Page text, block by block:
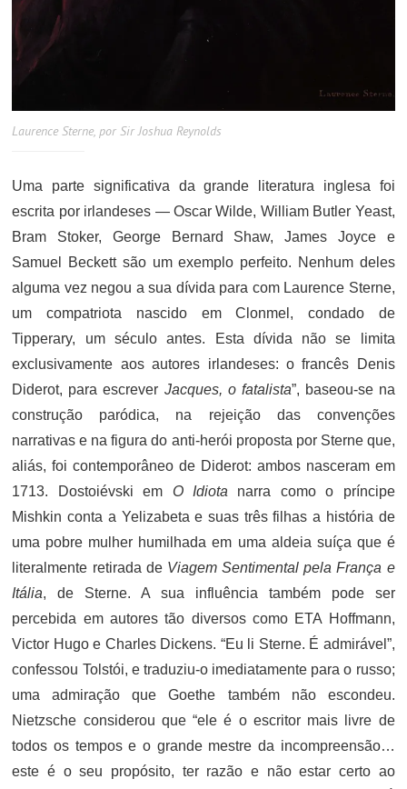
Laurence Sterne, por Sir Joshua Reynolds
Uma parte significativa da grande literatura inglesa foi
escrita por irlandeses — Oscar Wilde, William Butler Yeast,
Bram Stoker, George Bernard Shaw, James Joyce e
Samuel Beckett são um exemplo perfeito. Nenhum deles
alguma vez negou a sua dívida para com Laurence Sterne,
um compatriota nascido em Clonmel, condado de
Tipperary, um século antes. Esta dívida não se limita
exclusivamente aos autores irlandeses: o francês Denis
Diderot, para escrever Jacques, o fatalista”, baseou-se na
construção paródica, na rejeição das convenções
narrativas e na figura do anti-herói proposta por Sterne que,
aliás, foi contemporâneo de Diderot: ambos nasceram em
1713. Dostoiévski em O Idiota narra como o príncipe
Mishkin conta a Yelizabeta e suas três filhas a história de
uma pobre mulher humilhada em uma aldeia suíça que é
literalmente retirada de Viagem Sentimental pela França e
Itália, de Sterne. A sua influência também pode ser
percebida em autores tão diversos como ETA Hoffmann,
Victor Hugo e Charles Dickens. “Eu li Sterne. É admirável”,
confessou Tolstói, e traduziu-o imediatamente para o russo;
uma admiração que Goethe também não escondeu.
Nietzsche considerou que “ele é o escritor mais livre de
todos os tempos e o grande mestre da incompreensão…
este é o seu propósito, ter razão e não estar certo ao